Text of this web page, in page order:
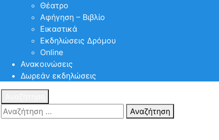
Θέατρο
Αφήγηση – Βιβλίο
Εικαστικά
Εκδηλώσεις Δρόμου
Online
Ανακοινώσεις
Δωρεάν εκδηλώσεις
Αναζήτηση